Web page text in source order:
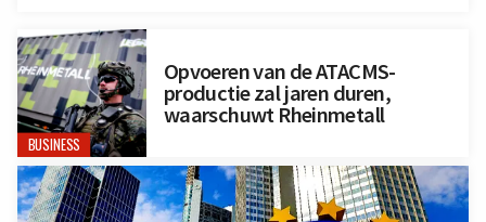
BUSINESS
Opvoeren van de ATACMS-
productie zal jaren duren,
waarschuwt Rheinmetall